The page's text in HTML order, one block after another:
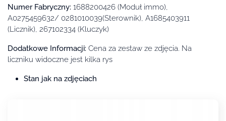
Numer Fabryczny: 1688200426 (Moduł immo),
A0275459632/ 0281010039(Sterownik), A1685403911
(Licznik), 267102334 (Kluczyk)
Dodatkowe Informacji: Cena za zestaw ze zdjęcia. Na
liczniku widoczne jest kilka rys
Stan jak na zdjęciach